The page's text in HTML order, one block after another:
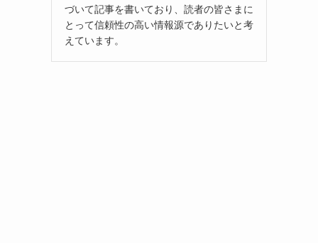
づいて記事を書いており、読者の皆さまに
とって信頼性の高い情報源でありたいと考
えています。